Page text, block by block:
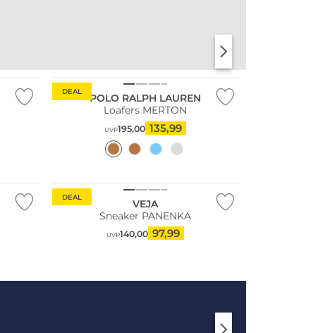
DEAL
POLO RALPH LAUREN
Loafers MERTON
UVP195,00 135,99
DEAL
Fashion Tipp
VEJA
Sneaker PANENKA
UVP140,00 97,99